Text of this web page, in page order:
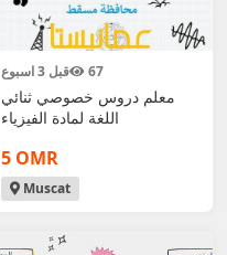
قبل 3 اسبوع 67
معلم دروس خصوصي ثنائي
اللغة لمادة الفيزياء
5 OMR
Muscat